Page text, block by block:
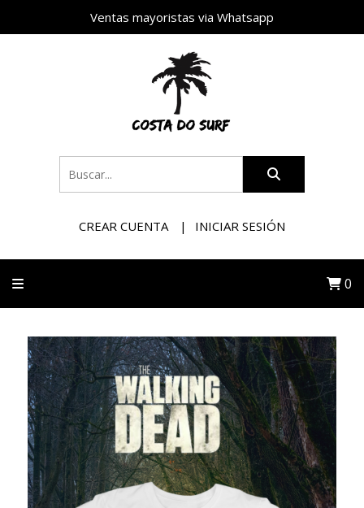
Ventas mayoristas via Whatsapp
CREAR CUENTA INICIAR SESIÓN
0